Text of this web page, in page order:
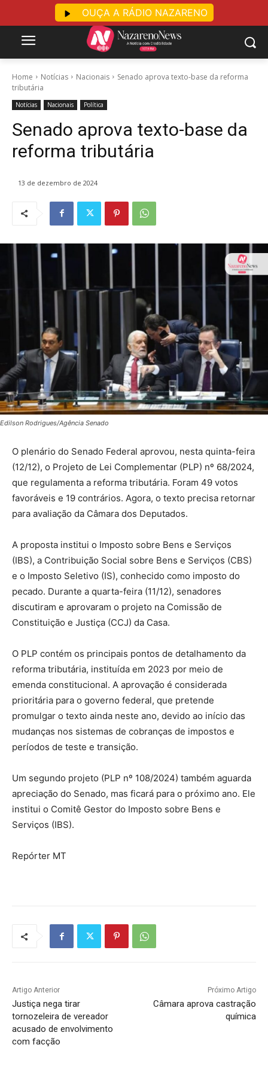
Home Notícias Nacionais
Senado aprova texto-base da reforma
tributária
Notícias Nacionais Política
Senado aprova texto-base da
reforma tributária
13 de dezembro de 2024
Edilson Rodrigues/Agência Senado
O plenário do Senado Federal aprovou, nesta quinta-feira
(12/12), o Projeto de Lei Complementar (PLP) nº 68/2024,
que regulamenta a reforma tributária. Foram 49 votos
favoráveis e 19 contrários. Agora, o texto precisa retornar
para avaliação da Câmara dos Deputados.
A proposta institui o Imposto sobre Bens e Serviços
(IBS), a Contribuição Social sobre Bens e Serviços (CBS)
e o Imposto Seletivo (IS), conhecido como imposto do
pecado. Durante a quarta-feira (11/12), senadores
discutiram e aprovaram o projeto na Comissão de
Constituição e Justiça (CCJ) da Casa.
O PLP contém os principais pontos de detalhamento da
reforma tributária, instituída em 2023 por meio de
emenda constitucional. A aprovação é considerada
prioritária para o governo federal, que pretende
promulgar o texto ainda neste ano, devido ao início das
mudanças nos sistemas de cobranças de impostos e
períodos de teste e transição.
Um segundo projeto (PLP nº 108/2024) também aguarda
apreciação do Senado, mas ficará para o próximo ano. Ele
institui o Comitê Gestor do Imposto sobre Bens e
Serviços (IBS).
Repórter MT
Artigo Anterior
Justiça nega tirar
tornozeleira de vereador
acusado de envolvimento
com facção
Próximo Artigo
Câmara aprova castração
química
OUÇA A RÁDIO NAZARENO